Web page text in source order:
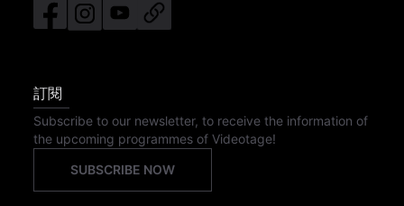
訂閱
Subscribe to our newsletter, to receive the information of
the upcoming programmes of Videotage!
SUBSCRIBE NOW